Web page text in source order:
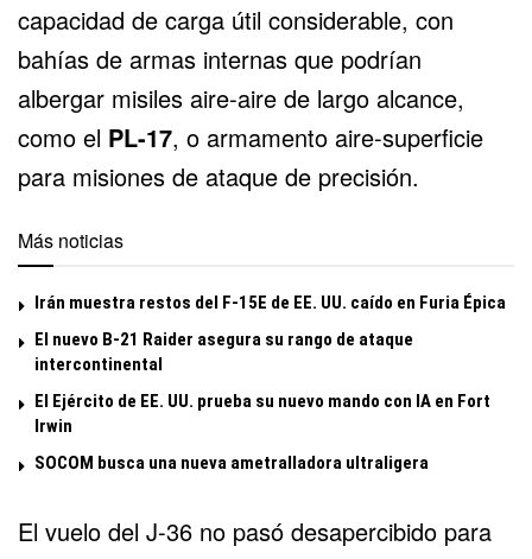
capacidad de carga útil considerable, con
bahías de armas internas que podrían
albergar misiles aire-aire de largo alcance,
como el PL-17, o armamento aire-superficie
para misiones de ataque de precisión.
Más noticias
Irán muestra restos del F-15E de EE. UU. caído en Furia Épica
El nuevo B-21 Raider asegura su rango de ataque
intercontinental
El Ejército de EE. UU. prueba su nuevo mando con IA en Fort
Irwin
SOCOM busca una nueva ametralladora ultraligera
El vuelo del J-36 no pasó desapercibido para